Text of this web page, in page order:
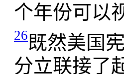
个年份可以
26既然美国
分立联接了